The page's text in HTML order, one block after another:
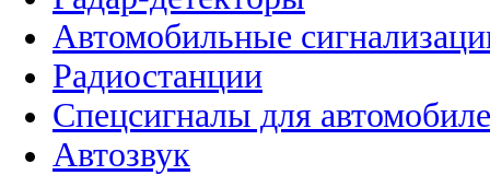
Автомобильные
Радиостанции
Спецсигналы для
Автозвук